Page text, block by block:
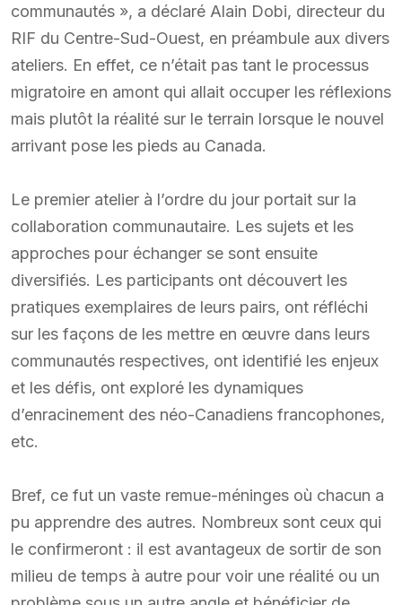
communautés », a déclaré Alain Dobi, directeur du
RIF du Centre-Sud-Ouest, en préambule aux divers
ateliers. En effet, ce n’était pas tant le processus
migratoire en amont qui allait occuper les réflexions
mais plutôt la réalité sur le terrain lorsque le nouvel
arrivant pose les pieds au Canada.
Le premier atelier à l’ordre du jour portait sur la
collaboration communautaire. Les sujets et les
approches pour échanger se sont ensuite
diversifiés. Les participants ont découvert les
pratiques exemplaires de leurs pairs, ont réfléchi
sur les façons de les mettre en œuvre dans leurs
communautés respectives, ont identifié les enjeux
et les défis, ont exploré les dynamiques
d’enracinement des néo-Canadiens francophones,
etc.
Bref, ce fut un vaste remue-méninges où chacun a
pu apprendre des autres. Nombreux sont ceux qui
le confirmeront : il est avantageux de sortir de son
milieu de temps à autre pour voir une réalité ou un